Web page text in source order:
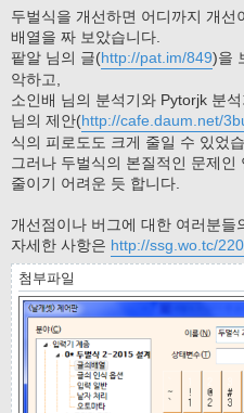
두벌식을 개선하면 어디까지 개
배열을 짜 보았습니다.
팥알 님의 글(http://pat.im/849)을
악하고,
소인배 님의 분석기와 Pytorjk 분
님의 제안(http://cafe.daum.net/
식의 피로도도 크게 줄일 수 있었
그러나 두벌식의 본질적인 문제
줄이기 어려운 듯 합니다.
개선점이나 버그에 대한 여러분들
자세한 사항은 http://ssg.wo.tc/
첨부파일